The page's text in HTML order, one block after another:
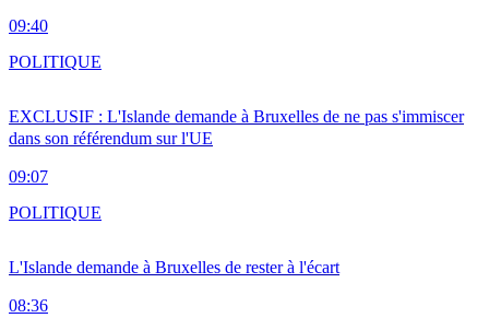
09:40
EXCLUSIF : L'Islande demande à Bruxelles de ne pas s'immiscer
dans son référendum sur l'UE
09:07
POLITIQUE
L'Islande demande à Bruxelles de rester à l'écart
08:36
POLITIQUE